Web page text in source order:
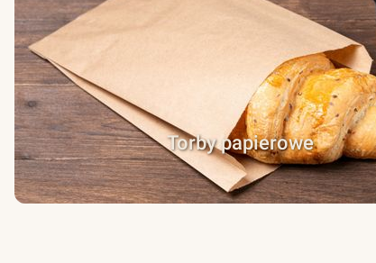
Torby papierowe